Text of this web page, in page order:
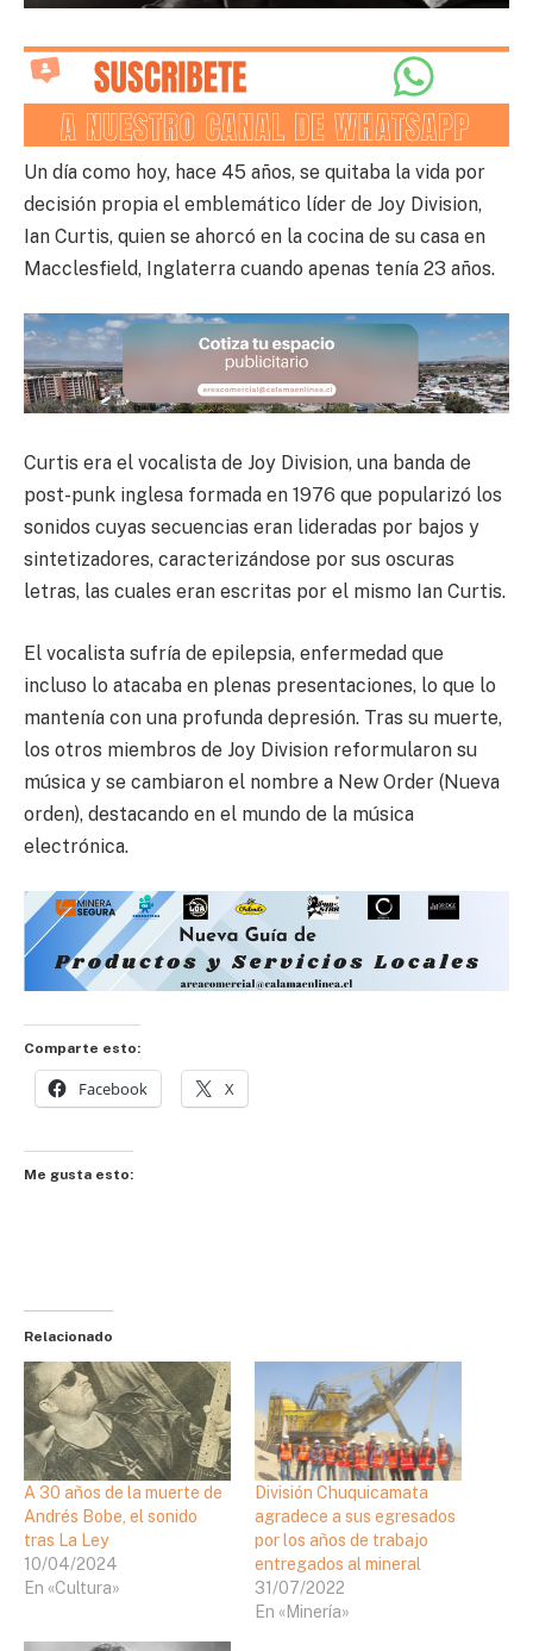
Un día como hoy, hace 45 años, se quitaba la vida por
decisión propia el emblemático líder de Joy Division,
Ian Curtis, quien se ahorcó en la cocina de su casa en
Macclesfield, Inglaterra cuando apenas tenía 23 años.
Curtis era el vocalista de Joy Division, una banda de
post-punk inglesa formada en 1976 que popularizó los
sonidos cuyas secuencias eran lideradas por bajos y
sintetizadores, caracterizándose por sus oscuras
letras, las cuales eran escritas por el mismo Ian Curtis.
El vocalista sufría de epilepsia, enfermedad que
incluso lo atacaba en plenas presentaciones, lo que lo
mantenía con una profunda depresión. Tras su muerte,
los otros miembros de Joy Division reformularon su
música y se cambiaron el nombre a New Order (Nueva
orden), destacando en el mundo de la música
electrónica.
Comparte esto:
Facebook X
Me gusta esto:
Relacionado
A 30 años de la muerte de
Andrés Bobe, el sonido
tras La Ley
10/04/2024
En «Cultura»
División Chuquicamata
agradece a sus egresados
por los años de trabajo
entregados al mineral
31/07/2022
En «Minería»